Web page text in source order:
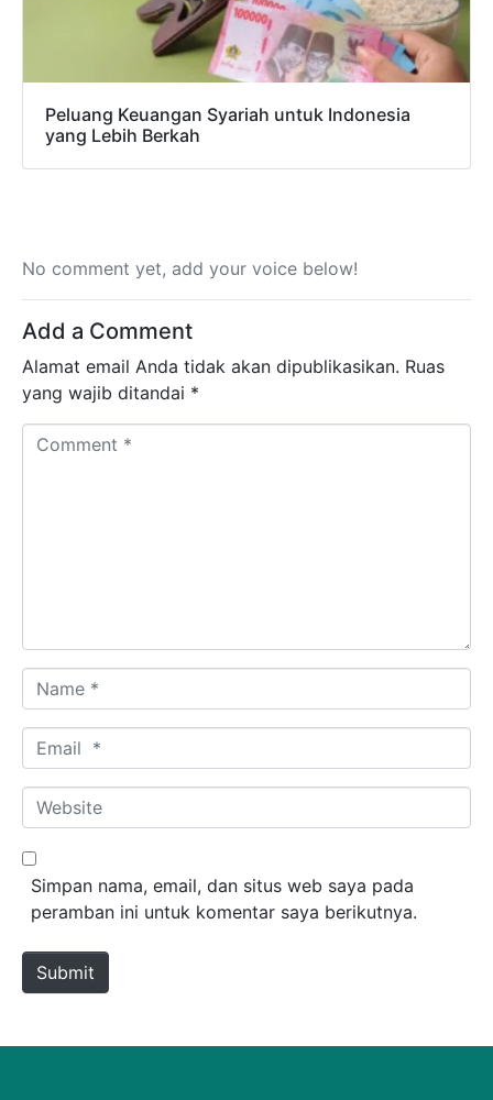
Peluang Keuangan Syariah untuk Indonesia
yang Lebih Berkah
No comment yet, add your voice below!
Add a Comment
Alamat email Anda tidak akan dipublikasikan. Ruas
yang wajib ditandai *
Comment *
Name *
Email *
Website
Simpan nama, email, dan situs web saya pada
peramban ini untuk komentar saya berikutnya.
Submit